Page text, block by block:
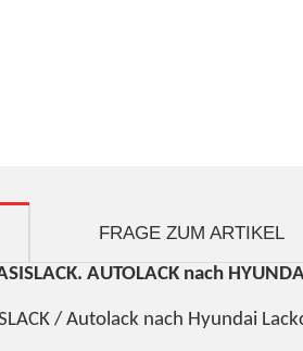
FRAGE ZUM ARTIKEL
AUTOLACK nach
/ Autolack nach Hyundai